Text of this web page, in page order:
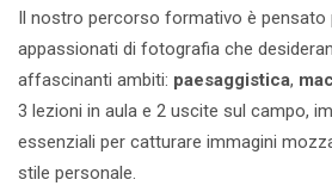
Il nostro percorso formativo è pensato
appassionati di fotografia che
affascinanti ambiti: paesaggistica,
3 lezioni in aula e 2 uscite sul campo,
essenziali per catturare immagini
stile personale.